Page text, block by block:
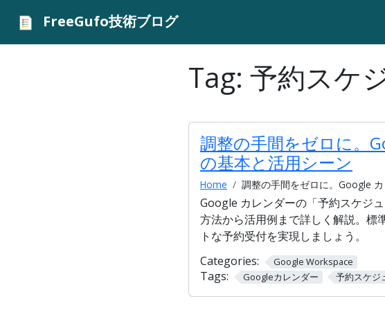
FreeGufo技術ブログ
Tag: 予約スケ
調整の手間をゼロに。
の基本と活用シーン
Home 調整の手間をゼロに。Google
Google カレンダーの「予約スケジ
方法から活用例まで詳しく解説。標
トな予約受付を実現しましょう。
Categories:
Google Workspace
Tags: Googleカレンダー 予約スケジ